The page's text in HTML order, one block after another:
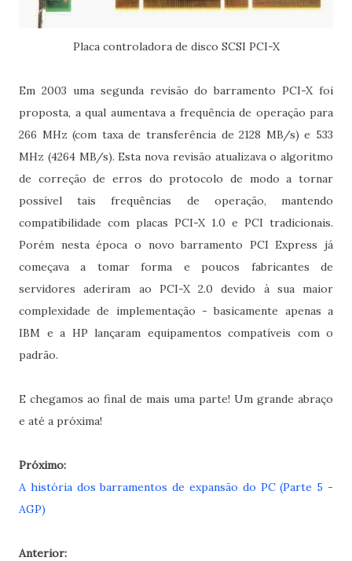
Placa controladora de disco SCSI PCI-X
Em 2003 uma segunda revisão do barramento PCI-X foi
proposta, a qual aumentava a frequência de operação para
266 MHz (com taxa de transferência de 2128 MB/s) e 533
MHz (4264 MB/s). Esta nova revisão atualizava o algoritmo
de correção de erros do protocolo de modo a tornar
possível tais frequências de operação, mantendo
compatibilidade com placas PCI-X 1.0 e PCI tradicionais.
Porém nesta época o novo barramento PCI Express já
começava a tomar forma e poucos fabricantes de
servidores aderiram ao PCI-X 2.0 devido à sua maior
complexidade de implementação - basicamente apenas a
IBM e a HP lançaram equipamentos compatíveis com o
padrão.
E chegamos ao final de mais uma parte! Um grande abraço
e até a próxima!
Próximo:
A história dos barramentos de expansão do PC (Parte 5 -
AGP)
Anterior: